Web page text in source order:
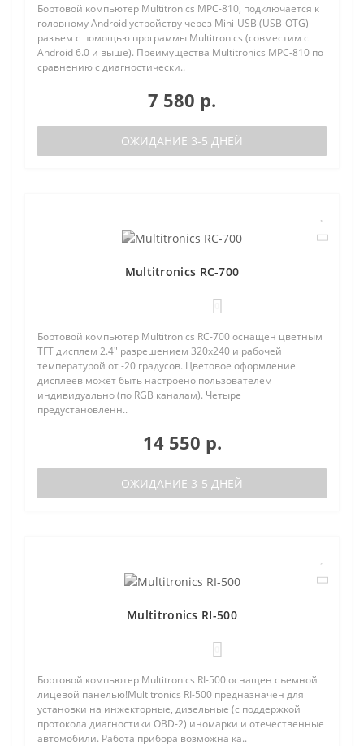
Бортовой компьютер Multitronics MPC-810, подключается к
головному Android устройству через Mini-USB (USB-OTG)
разъем с помощью программы Multitronics (совместим с
Android 6.0 и выше). Преимущества Multitronics MPC-810 по
сравнению с диагностически..
7 580 р.
ОЖИДАНИЕ 3-5 ДНЕЙ
Multitronics RC-700
Бортовой компьютер Multitronics RC-700 оснащен цветным
TFT дисплем 2.4" разрешением 320х240 и рабочей
температурой от -20 градусов. Цветовое оформление
дисплеев может быть настроено пользователем
индивидуально (по RGB каналам). Четыре
предустановленн..
14 550 р.
ОЖИДАНИЕ 3-5 ДНЕЙ
Multitronics RI-500
Бортовой компьютер Multitronics RI-500 оснащен съемной
лицевой панелью!Multitronics RI-500 предназначен для
установки на инжекторные, дизельные (с поддержкой
протокола диагностики OBD-2) иномарки и отечественные
автомобили. Работа прибора возможна ка..